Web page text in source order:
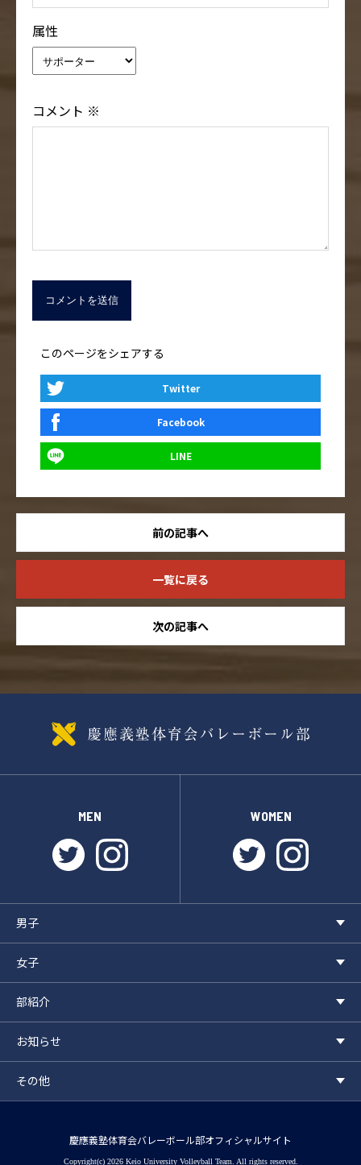
属性
コメント ※
このページをシェアする
Twitter
Facebook
LINE
前の記事へ
一覧に戻る
次の記事へ
MEN
twitterinstagram
WOMEN
twitter
男子
女子
部紹介
お知らせ
その他
慶應義塾体育会バレーボール部オフィシャルサイト
Copyright(c) 2026 Keio University Volleyball Team. All rights reserved.